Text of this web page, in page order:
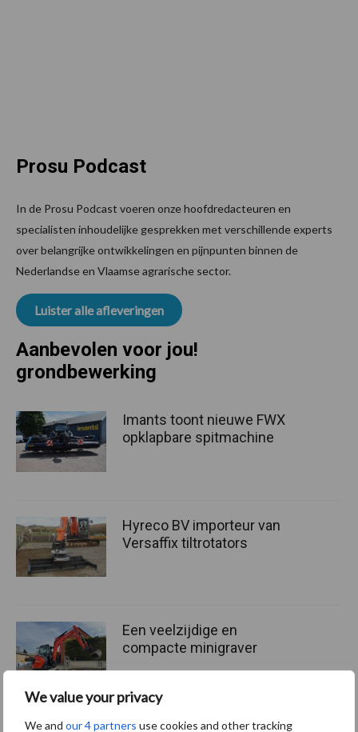
We value your privacy
We and our 4 partners use cookies and other tracking
Prosu Podcast
In de Prosu Podcast voeren onze hoofdredacteuren en
specialisten inhoudelijke gesprekken met verschillende experts
over belangrijke ontwikkelingen en pijnpunten binnen de
Nederlandse en Vlaamse agrarische sector.
Luister alle afleveringen
Aanbevolen voor jou!
grondbewerking
Imants toont nieuwe FWX
opklapbare spitmachine
Hyreco BV importeur van
Versaffix tiltrotators
Een veelzijdige en
compacte minigraver